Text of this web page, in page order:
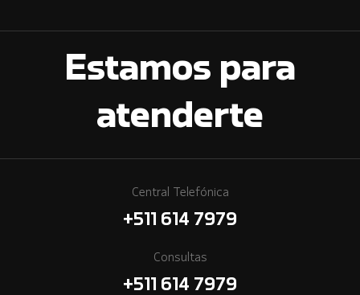
Estamos para
atenderte
Central Telefónica
+511 614 7979
Consultas
+511 614 7979